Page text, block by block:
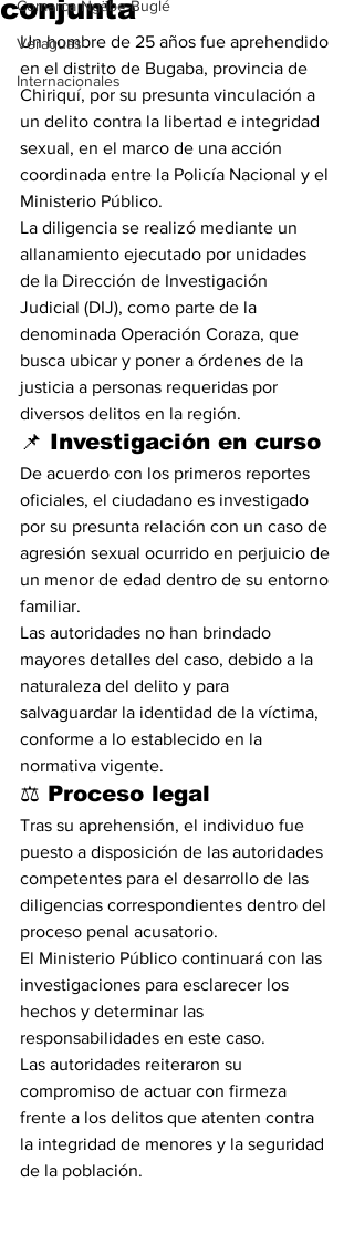
Comarca Ngäbe-Buglé
Veraguas
Internacionales
conjunta
Un hombre de 25 años fue aprehendido
en el distrito de Bugaba, provincia de
Chiriquí, por su presunta vinculación a
un delito contra la libertad e integridad
sexual, en el marco de una acción
coordinada entre la Policía Nacional y el
Ministerio Público.
La diligencia se realizó mediante un
allanamiento ejecutado por unidades
de la Dirección de Investigación
Judicial (DIJ), como parte de la
denominada Operación Coraza, que
busca ubicar y poner a órdenes de la
justicia a personas requeridas por
diversos delitos en la región.
📌 Investigación en curso
De acuerdo con los primeros reportes
oficiales, el ciudadano es investigado
por su presunta relación con un caso de
agresión sexual ocurrido en perjuicio de
un menor de edad dentro de su entorno
familiar.
Las autoridades no han brindado
mayores detalles del caso, debido a la
naturaleza del delito y para
salvaguardar la identidad de la víctima,
conforme a lo establecido en la
normativa vigente.
⚖️ Proceso legal
Tras su aprehensión, el individuo fue
puesto a disposición de las autoridades
competentes para el desarrollo de las
diligencias correspondientes dentro del
proceso penal acusatorio.
El Ministerio Público continuará con las
investigaciones para esclarecer los
hechos y determinar las
responsabilidades en este caso.
Las autoridades reiteraron su
compromiso de actuar con firmeza
frente a los delitos que atenten contra
la integridad de menores y la seguridad
de la población.